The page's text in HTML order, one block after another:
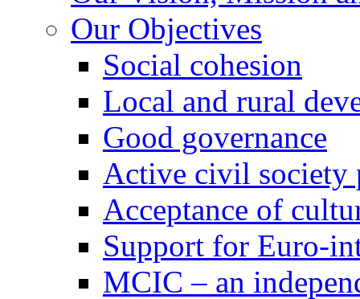
Our Objectives
Social cohesion
Local and rural
Good governance
Active civil society
Acceptance of
Support for Euro-
MCIC – an